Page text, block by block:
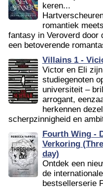
keren...
romantiek
fantasy in Veroverd door
een betoverende
Villains 1 -
Victor en Eli zijn
studiegenoten
universiteit –
arrogant,
herkennen
scherpzinnigheid en
Fourth Wing -
Verkoring
day)
Ontdek een
de internationale
bestsellerserie